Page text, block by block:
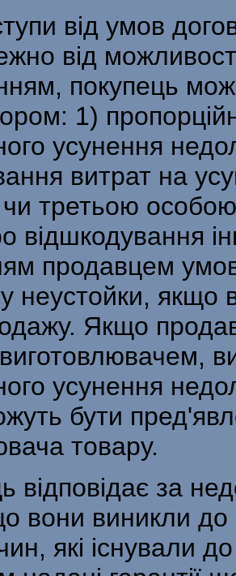
від умов
від
покупець
1)
усунення
витрат на
третьою
відшкодування
продавцем умов
неустойки,
Якщо
усунення
бути
товару.
відповідає за
вони виникли до
які існували